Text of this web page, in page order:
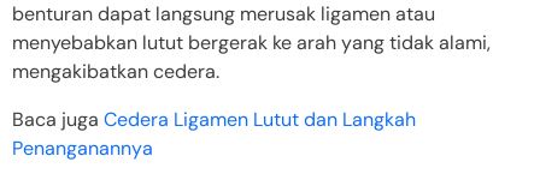
benturan dapat langsung merusak ligamen atau
menyebabkan lutut bergerak ke arah yang tidak alami,
mengakibatkan cedera.
Baca juga Cedera Ligamen Lutut dan Langkah
Penanganannya